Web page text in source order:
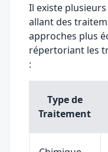
Il existe
allant des
approches plus
répertoriant les
:
Type de
Traitement